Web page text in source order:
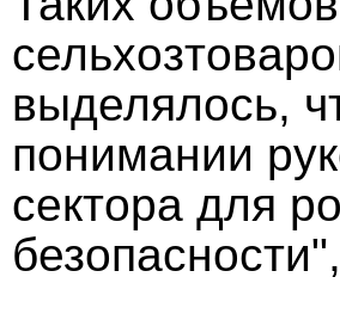
выделялось,
понимании
сектора для